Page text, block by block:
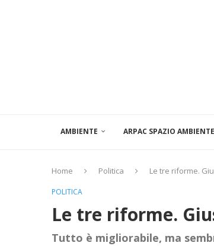
AMBIENTE ARPAC SPAZIO AMBIENTE
Home Politica Le tre riforme.
POLITICA
Le tre riforme.
Tutto è migliorabile, ma